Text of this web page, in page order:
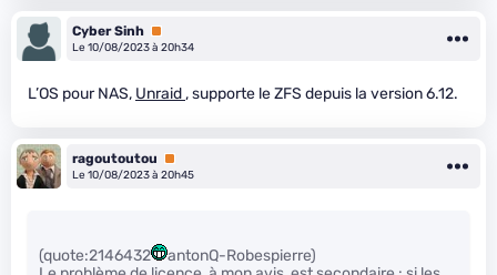
Cyber Sinh Premium
Le 10/08/2023 à 20h34
L’OS pour NAS, Unraid , supporte le ZFS depuis la version 6.12.
ragoutoutou
Premium
Le 10/08/2023 à 20h45
(quote:2146432
antonQ-Robespierre)